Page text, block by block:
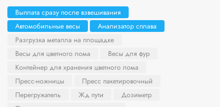
Выплата сразу после взвешивания
Автомобильные весы
Анализатор сплава
Разгрузка металла на площадке
Весы для цветного лома
Весы для фур
Контейнер для хранения цветного лома
Пресс-ножницы
Пресс пакетировочный
Перегружатель
Жд пути
Дозиметр